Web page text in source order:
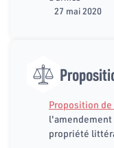
27 mai 2020
Proposition
l'amendement
propriété